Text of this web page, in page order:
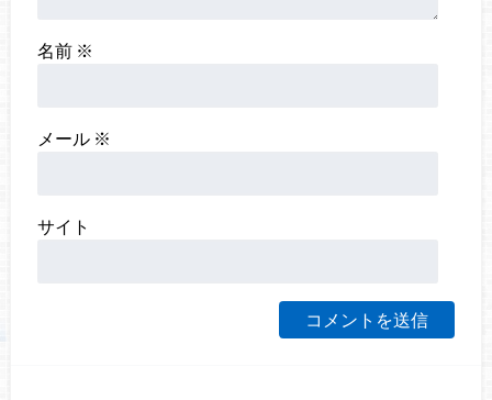
名前 ※
メール ※
サイト